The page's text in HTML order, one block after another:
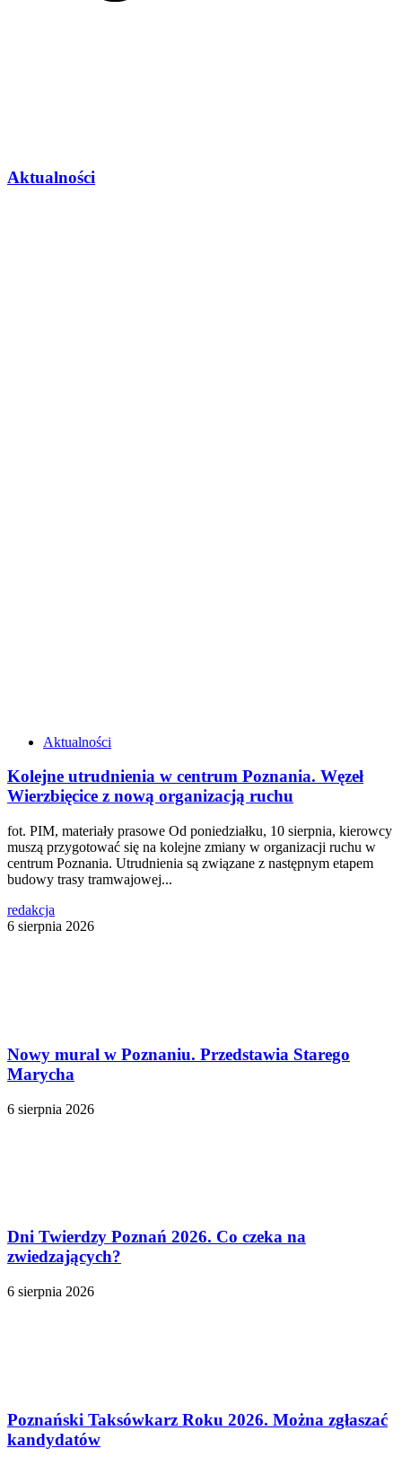
Aktualności
Aktualności
Kolejne utrudnienia w centrum Poznania. Węzeł
Wierzbięcice z nową organizacją ruchu
fot. PIM, materiały prasowe Od poniedziałku, 10 sierpnia, kierowcy
muszą przygotować się na kolejne zmiany w organizacji ruchu w
centrum Poznania. Utrudnienia są związane z następnym etapem
budowy trasy tramwajowej...
redakcja
6 sierpnia 2026
Nowy mural w Poznaniu. Przedstawia Starego
Marycha
6 sierpnia 2026
Dni Twierdzy Poznań 2026. Co czeka na
zwiedzających?
6 sierpnia 2026
Poznański Taksówkarz Roku 2026. Można zgłaszać
kandydatów